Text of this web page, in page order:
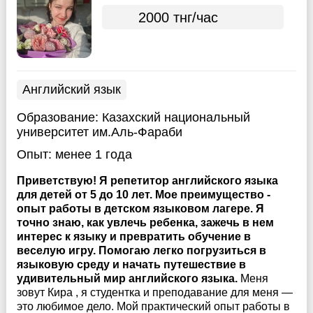
2000 тнг/час
Английский язык
Образование: Казахский национальный
университет им.Аль-Фараби
Опыт: менее 1 года
Приветствую! Я репетитор английского языка
для детей от 5 до 10 лет. Мое преимущество -
опыт работы в детском языковом лагере. Я
точно знаю, как увлечь ребенка, зажечь в нем
интерес к языку и превратить обучение в
веселую игру. Помогаю легко погрузиться в
языковую среду и начать путешествие в
удивительный мир английского языка. Меня
зовут Кира , я студентка и преподавание для меня —
это любимое дело. Мой практический опыт работы в